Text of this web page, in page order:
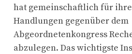
hat gemeinschaftlich für
Handlungen gegenüber dem
Abgeordnetenkongress
abzulegen. Das wichtigste